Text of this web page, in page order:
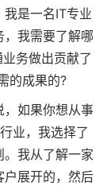
是一名IT专业
，我需要了解哪
务做出贡献了
的成果的?
，如果你想从事
业，我选择了
我从了解一家
户展开的，然后